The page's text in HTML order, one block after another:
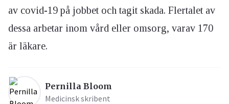
av covid-19 på jobbet och tagit skada. Flertalet av
dessa arbetar inom vård eller omsorg, varav 170
är läkare.
Pernilla Bloom
Medicinsk skribent